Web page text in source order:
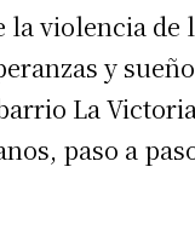
violencia de
y
La
paso a